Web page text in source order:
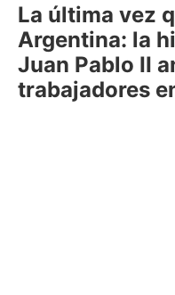
La última vez
Argentina: la
Juan Pablo II
trabajadores